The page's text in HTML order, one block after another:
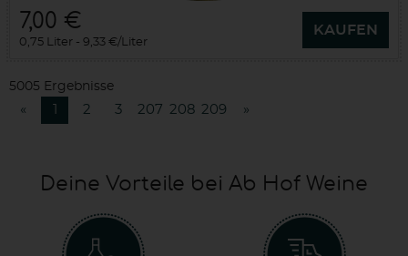
7,00 €
0,75 Liter 9,33 €/Liter
KAUFEN
5005 Ergebnisse
« 2 3 207 208 209 »
Deine Vorteile bei Ab Hof Weine